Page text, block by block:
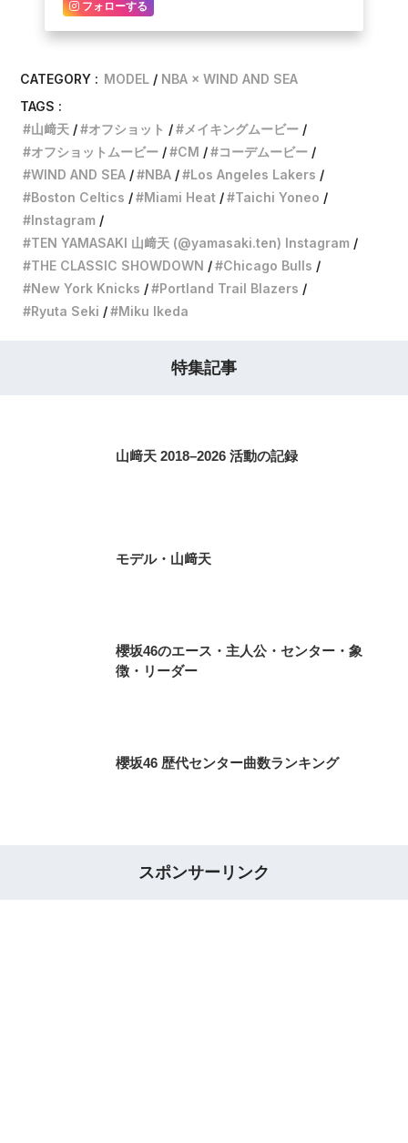
フォローする
CATEGORY : MODEL
NBA × WIND AND SEA
TAGS :
山﨑天
オフショット
メイキングムービー
オフショットムービー
CM
コーデムービー
WIND AND SEA
NBA
Los Angeles Lakers
Boston Celtics
Miami Heat
Taichi Yoneo
Instagram
TEN YAMASAKI 山﨑天 (@yamasaki.ten) Instagram
THE CLASSIC SHOWDOWN
Chicago Bulls
New York Knicks
Portland Trail Blazers
Ryuta Seki
Miku Ikeda
特集記事
山﨑天 2018–2026 活動の記録
モデル・山﨑天
櫻坂46のエース・主人公・センター・象
徴・リーダー
櫻坂46 歴代センター曲数ランキング
スポンサーリンク